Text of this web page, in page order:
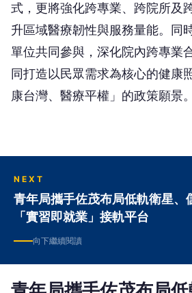
式，更將強化跨專業、跨院所及
升區域醫療韌性與服務量能。同
單位共同參與，深化院內跨專業
同打造以民眾需求為核心的健康
康台灣、醫療平權」的政策願景。
NEXT
青年局攜手佐茂布局低軌衛星
「實習即就業」接軌平台
向下繼續閱讀